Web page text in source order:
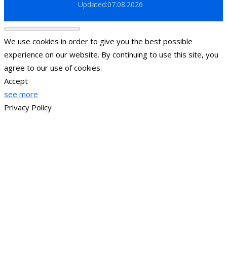
Updated:07.08.2026
We use cookies in order to give you the best possible
experience on our website. By continuing to use this site, you
agree to our use of cookies.
Accept
see more
Privacy Policy